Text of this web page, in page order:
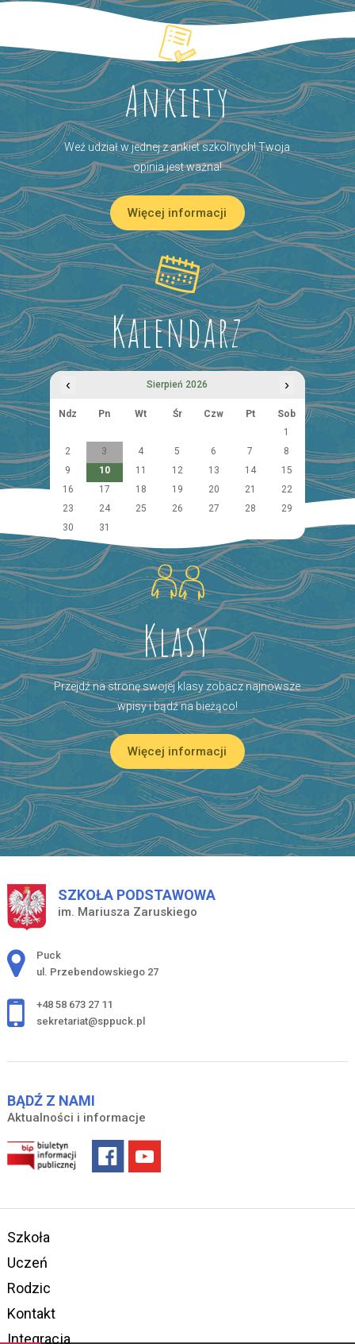
Ankiety
Weź udział w jednej z ankiet szkolnych! Twoja
opinia jest ważna!
Więcej informacji
Kalendarz
‹ Sierpień 2026 ›
Ndz Pn Wt Śr Czw Pt
Sob
1
2
3 4 5 6 7
8
9
10 11 12 13 14
15
16
17 18 19 20 21
22
23
24 25 26 27 28
29
30
31
Klasy
Przejdź na stronę swojej klasy zobacz najnowsze
wpisy i bądź na bieżąco!
Więcej informacji
SZKOŁA PODSTAWOWA
im. Mariusza Zaruskiego
Adres pocztowy:
Puck
ul. Przebendowskiego 27
+48 58 673 27 11
sekretariat@sppuck.pl
BĄDŹ Z NAMI
Aktualności i informacje
Szkoła
Uczeń
Rodzic
Kontakt
Integracja